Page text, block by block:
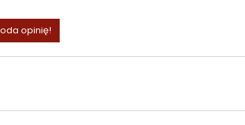
opinię!